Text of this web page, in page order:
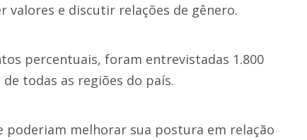
valores e discutir relações de gênero.
percentuais, foram entrevistadas 1.800
todas as regiões do país.
poderiam melhorar sua postura em relação